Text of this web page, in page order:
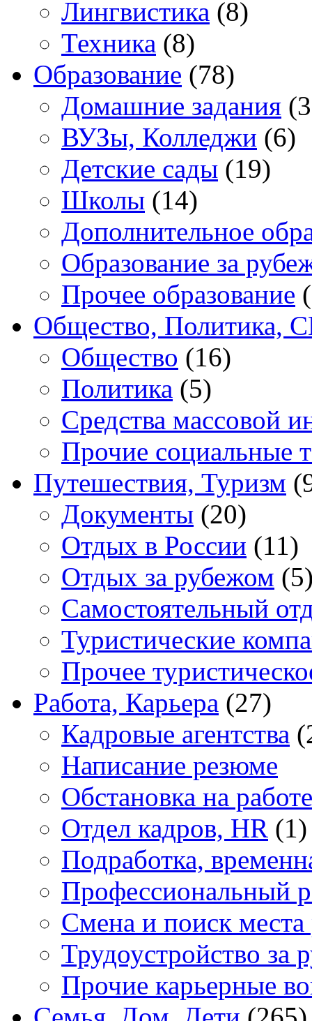
Лингвистика (8)
Техника (8)
Образование (78)
Домашние задания
ВУЗы, Колледжи (6)
Детские сады (19)
Школы (14)
Дополнительное
Образование за
Прочее образование
Общество, Политика,
Общество (16)
Политика (5)
Средства массовой
Прочие социальные
Путешествия, Туризм
Документы (20)
Отдых в России (11)
Отдых за рубежом
Самостоятельный
Туристические
Прочее
Работа, Карьера (27)
Кадровые агентства
Написание резюме
Обстановка на работе
Отдел кадров, HR (1)
Подработка,
Профессиональный
Смена и поиск места
Трудоустройство за
Прочие карьерные